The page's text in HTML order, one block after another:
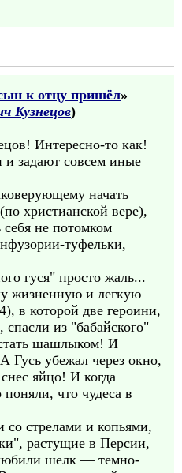
к отцу пришёл»
Кузнецов)
Интересно-то как!
задают совсем иные
начать
христианской вере),
себя не потомком
туфельки,
гуся" просто жаль...
жизненную и легкую
в которой две героини,
из "бабайского"
шашлыком! И
Гусь убежал через окно,
яйцо! И когда
что чудеса в
стрелами и копьями,
растущие в Персии,
шелк — темно-